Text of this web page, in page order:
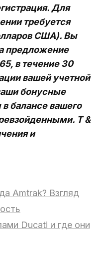
Для
требуется
США). Вы
предложение
в течение 30
вашей учетной
бонусные
балансе вашего
T &
и
Amtrak? Взгляд
Ducati и где они